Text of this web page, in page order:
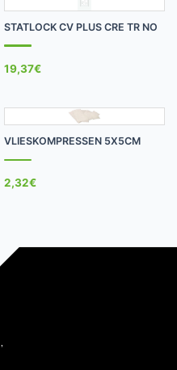
STATLOCK CV PLUS CRE TR NO
19,37€
VLIESKOMPRESSEN 5X5CM
2,32€